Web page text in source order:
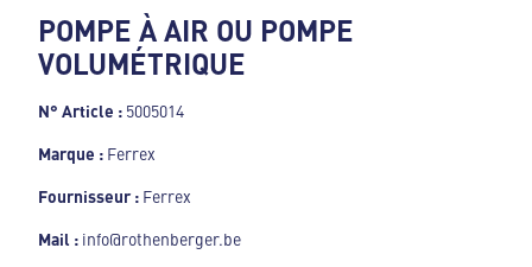
POMPE À AIR OU POMPE
VOLUMÉTRIQUE
N° Article : 5005014
Marque : Ferrex
Fournisseur : Ferrex
Mail : info@rothenberger.be